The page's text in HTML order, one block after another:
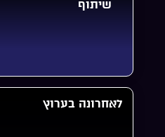
שיתוף
לאחרונה בערוץ